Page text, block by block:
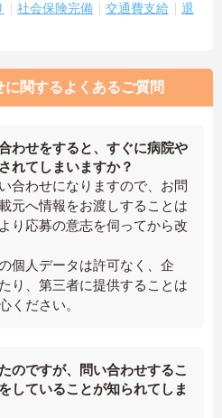
社会保険完備 交通費支給
退
関するよくあるご質問
わせをすると、すぐに病院や
れてしまいますか？
合わせになりますので、お問
元へ情報をお渡しすることは
り応募の意志を伺ってから改
個人データは許可なく、企
り、第三者に提供することは
ください。
のですが、問い合わせするこ
していることが知られてしま